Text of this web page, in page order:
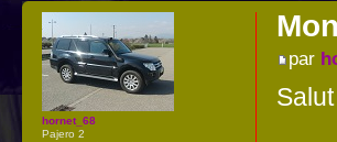
par
hornet_68
Pajero 2